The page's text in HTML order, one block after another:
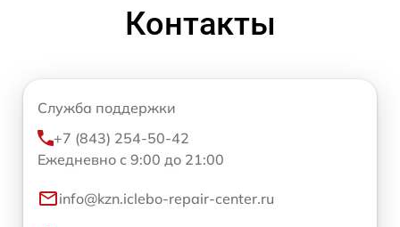
Контакты
Служба поддержки
+7 (843) 254-50-42
Ежедневно с 9:00 до 21:00
info@kzn.iclebo-repair-center.ru